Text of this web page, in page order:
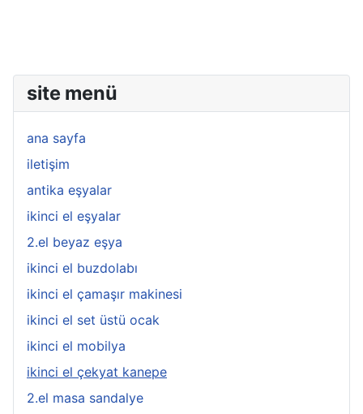
site menü
ana sayfa
iletişim
antika eşyalar
ikinci el eşyalar
2.el beyaz eşya
ikinci el buzdolabı
ikinci el çamaşır makinesi
ikinci el set üstü ocak
ikinci el mobilya
ikinci el çekyat kanepe
2.el masa sandalye